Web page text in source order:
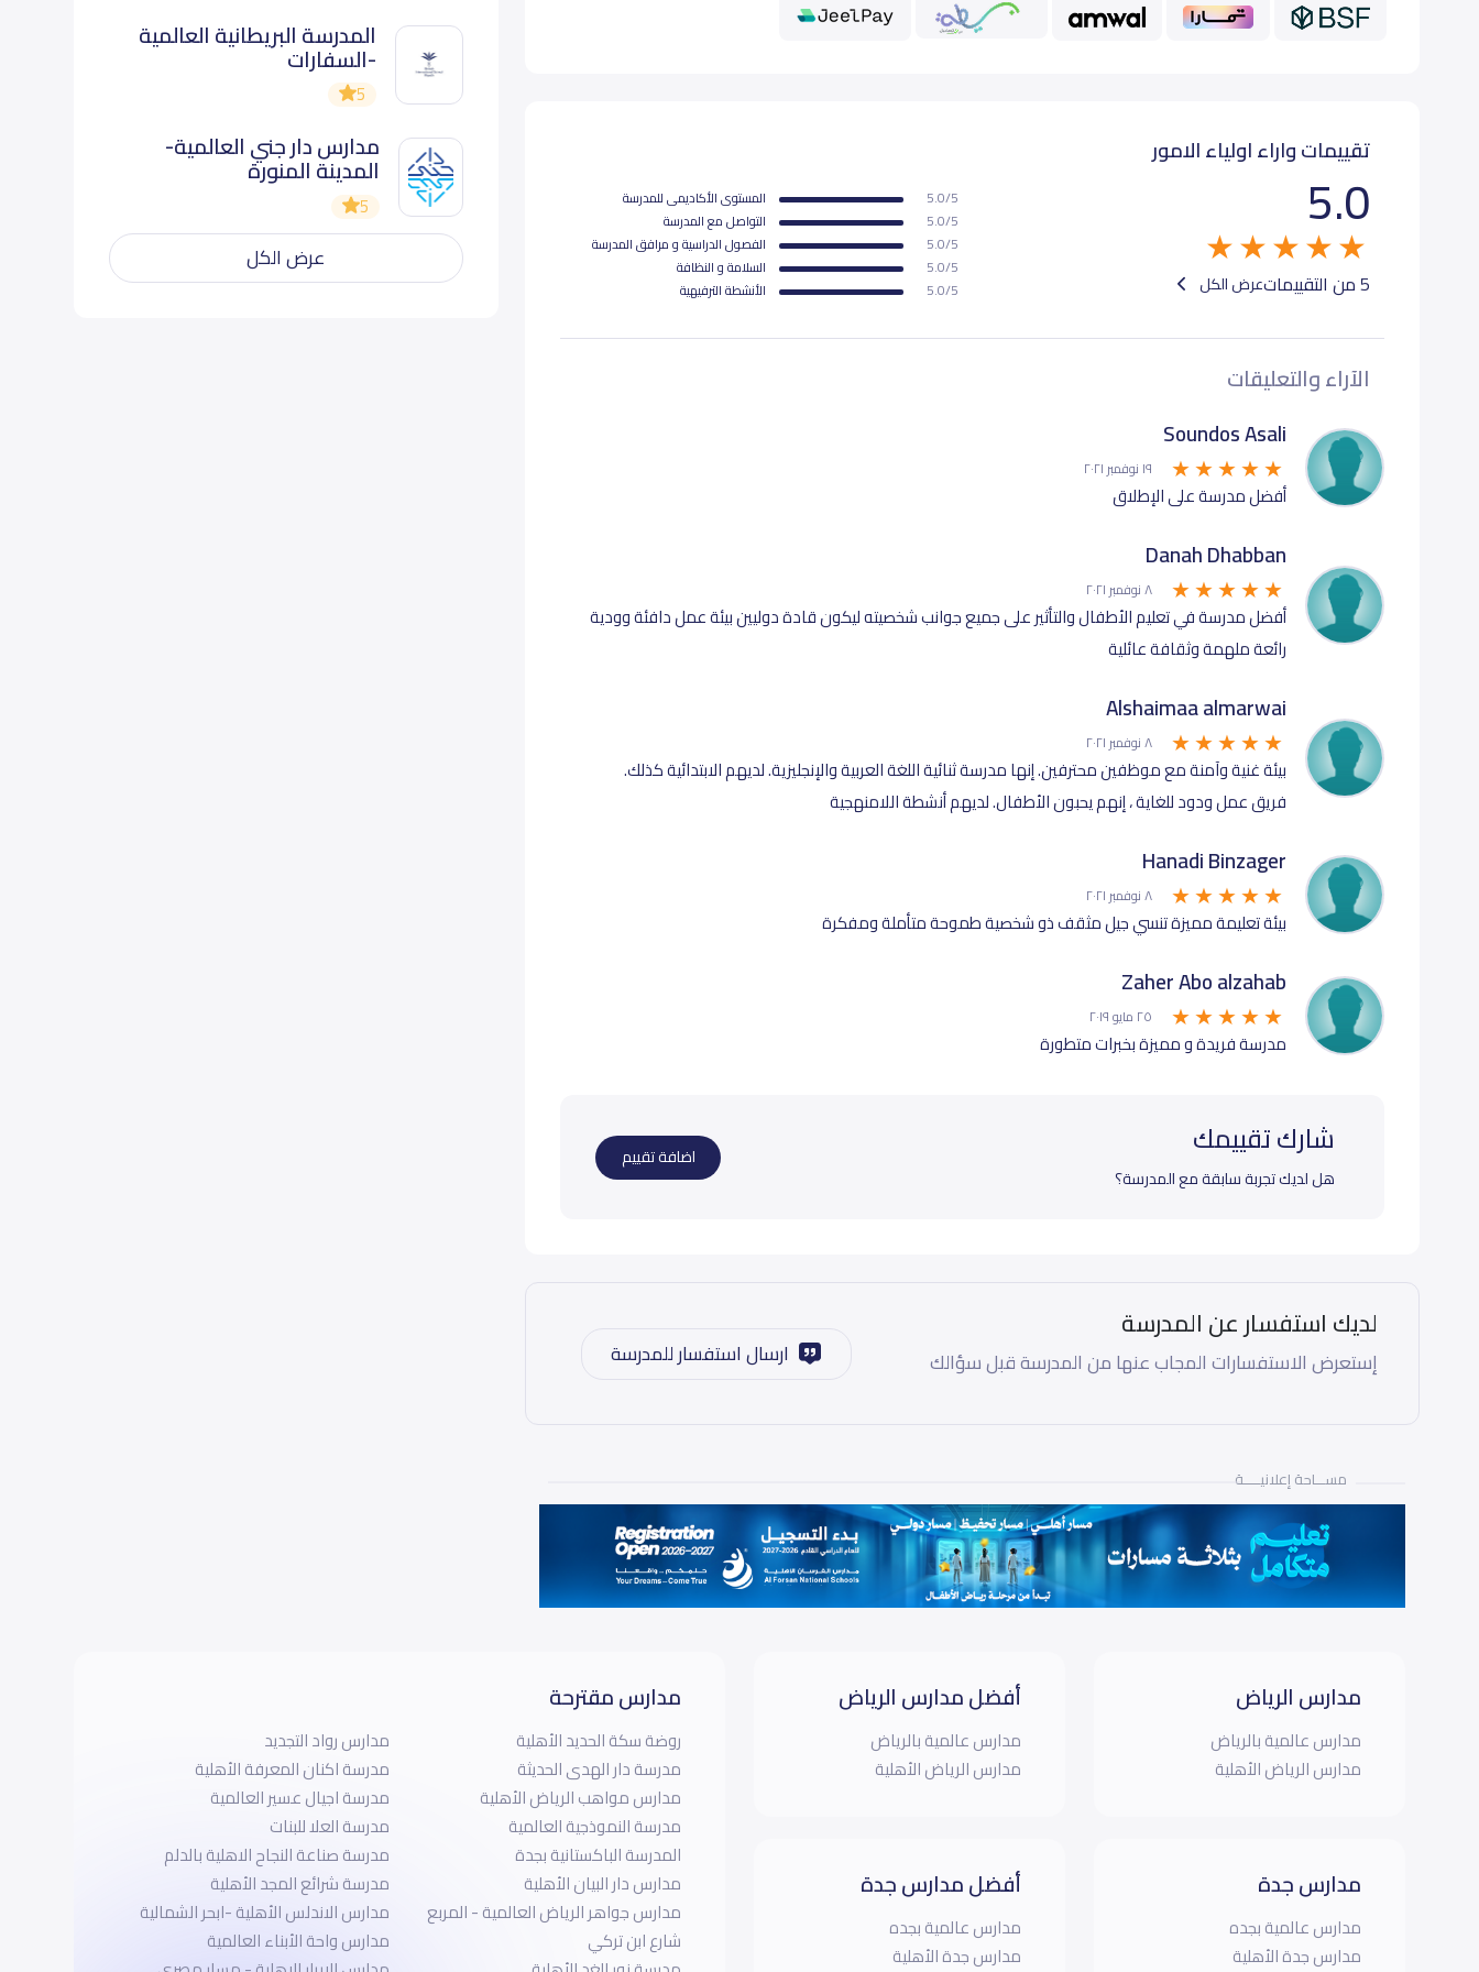
تقييمات واراء اولياء الامور
5.0
5 من التقييمات عرض الكل
5.0/5
المستوى اﻷكاديمى للمدرسة
5.0/5
التواصل مع المدرسة
5.0/5
الفصول الدراسية و مرافق المدرسة
5.0/5
السلامة و النظافة
5.0/5
اﻷنشطة الترفيهية
الآراء والتعليقات
Soundos Asali
١٩ نوفمبر ٢٠٢١
أفضل مدرسة على الإطلاق
Danah Dhabban
٨ نوفمبر ٢٠٢١
أفضل مدرسة في تعليم الأطفال والتأثير على جميع جوانب شخصيته ليكون قادة دوليين بيئة عمل دافئة وودية
رائعة ملهمة وثقافة عائلية
Alshaimaa almarwai
٨ نوفمبر ٢٠٢١
بيئة غنية وآمنة مع موظفين محترفين. إنها مدرسة ثنائية اللغة العربية والإنجليزية. لديهم الابتدائية كذلك.
فريق عمل ودود للغاية ، إنهم يحبون الأطفال. لديهم أنشطة اللامنهجية
Hanadi Binzager
٨ نوفمبر ٢٠٢١
بيئة تعليمة مميزة تنسي جيل مثقف ذو شخصية طموحة متأملة ومفكرة
Zaher Abo alzahab
٢٥ مايو ٢٠١٩
مدرسة فريدة و مميزة بخبرات متطورة
شارك تقييمك
هل لديك تجربة سابقة مع المدرسة؟
اضافة تقييم
لديك استفسار عن المدرسة
إستعرض الاستفسارات المجاب عنها من المدرسة قبل سؤالك ارسال استفسار للمدرسة
مســـاحة إعلانيـــــة
المدرسة البريطانية العالمية
-السفارات
5
مدارس دار جني العالمية-
المدينة المنورة
5
عرض الكل
مدارس الرياض
مدارس عالمية بالرياض
مدارس الرياض الأهلية
مدارس جدة
مدارس عالمية بجده
مدارس جدة الأهلية
أفضل مدارس الرياض
مدارس عالمية بالرياض
مدارس الرياض الأهلية
أفضل مدارس جدة
مدارس عالمية بجده
مدارس جدة الأهلية
مدارس مقترحة
روضة سكة الحديد الأهلية
مدرسة دار الهدى الحديثة
مدارس مواهب الرياض الأهلية
مدرسة النموذجية العالمية
المدرسة الباكستانية بجدة
مدارس دار البيان الأهلية
مدارس جواهر الرياض العالمية - المربع
شارع ابن تركي
مدارس رواد التجديد
مدرسة اكنان المعرفة الأهلية
مدرسة اجيال عسير العالمية
مدرسة العلا للبنات
مدرسة صناعة النجاح الاهلية بالدلم
مدرسة شرائع المجد الأهلية
مدارس الاندلس الأهلية -ابحر الشمالية
مدارس واحة الأبناء العالمية